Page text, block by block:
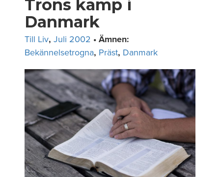
Trons kamp i
Danmark
Till Liv, Juli 2002 • Ämnen:
Bekännelsetrogna, Präst, Danmark